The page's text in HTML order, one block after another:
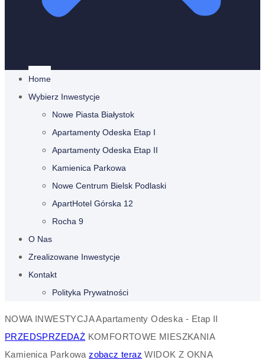
Home
Wybierz Inwestycje
Nowe Piasta Białystok
Apartamenty Odeska Etap I
Apartamenty Odeska Etap II
Kamienica Parkowa
Nowe Centrum Bielsk Podlaski
ApartHotel Górska 12
Rocha 9
O Nas
Zrealizowane Inwestycje
Kontakt
Polityka Prywatności
NOWA INWESTYCJAApartamenty Odeska - Etap II
PRZEDSPRZEDAŻ KOMFORTOWE MIESZKANIA
Kamienica Parkowa zobacz teraz WIDOK Z OKNA